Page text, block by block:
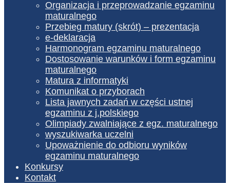
Organizacja i przeprowadzanie egzaminu
maturalnego
Przebieg matury (skrót) – prezentacja
e-deklaracja
Harmonogram egzaminu maturalnego
Dostosowanie warunków i form egzaminu
maturalnego
Matura z informatyki
Komunikat o przyborach
Lista jawnych zadań w części ustnej
egzaminu z j.polskiego
Olimpiady zwalniające z egz. maturalnego
wyszukiwarka uczelni
Upoważnienie do odbioru wyników
egzaminu maturalnego
Konkursy
Kontakt